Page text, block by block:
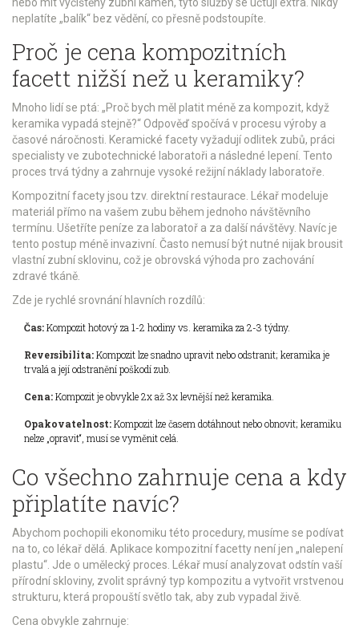
nebo mít vyčištěný zubní kámen, tyto služby se účtují extra. Nikdy
neplatíte „balík“ bez vědění, co přesně podstoupíte.
Proč je cena kompozitních
facett nižší než u keramiky?
Mnoho lidí se ptá: „Proč bych měl platit méně za kompozit, když
keramika vypadá stejně?“ Odpověď spočívá v procesu výroby a
časové náročnosti. Keramické facetyvyžadují odlitek zubů, práci
specialisty ve zubotechnické laboratoři a následné lepení. Tento
proces trvá týdny a zahrnuje vysoké režijní náklady laboratoře.
Kompozitní facety jsou tzv. direktní restaurace. Lékař modeluje
materiál přímo na vašem zubu během jednoho návštěvního
termínu. Ušetříte peníze za laboratoř a za další návštěvy. Navíc je
tento postup méně invazivní. Často nemusí být nutné nijak brousit
vlastní zubní sklovinu, což je obrovská výhoda pro zachování
zdravé tkáně.
Zde je rychlé srovnání hlavních rozdílů:
Čas:Kompozit hotový za 1-2 hodiny vs. keramika za 2-3 týdny.
Reversibilita:Kompozit lze snadno upravit nebo odstranit; keramika je
trvalá a její odstranění poškodí zub.
Cena:Kompozit je obvykle 2x až 3x levnější než keramika.
Opakovatelnost:Kompozit lze časem dotáhnout nebo obnovit; keramiku
nelze „opravit“, musí se vyměnit celá.
Co všechno zahrnuje cena a kdy
připlatíte navíc?
Abychom pochopili ekonomiku této procedury, musíme se podívat
na to, co lékař dělá. Aplikace kompozitní facetty není jen „nalepení
plastu“. Jde o umělecký proces. Lékař musí analyzovat odstín vaší
přírodní skloviny, zvolit správný typ kompozitu a vytvořit vrstvenou
strukturu, která propouští světlo tak, aby zub vypadal živě.
Cena obvykle zahrnuje: